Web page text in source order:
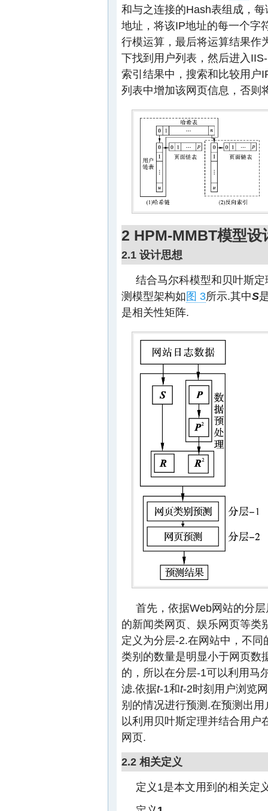
和与之连接的Hash表组成，
地址，将该IP地址的每一个字
行模运算，最后将运算结果作
下找到用户列表，然后进入
索引结果中，搜索和比较用户
列表中增加该网页信息，否则
2 HPM-MMBT模型设
2.1 设计思想
结合马尔科模型和贝叶斯
测模型架构如图 3所示.其中S
是相关性矩阵.
首先，依据Web网站的分
的新闻类网页、娱乐网页等类
定义为分层-2.在网站中，不
类别的数量是明显小于网页数
的，所以在分层-1可以利用马
滤.依据t-1和t-2时刻用户浏览
别的情况进行预测.在预测出用
以利用贝叶斯定理并结合用户
网页.
2.2 相关定义
定义1是本文用到的相关定